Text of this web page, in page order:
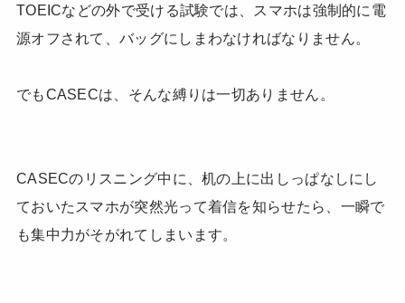
TOEICなどの外で受ける試験では、スマホは強制的に電
源オフされて、バッグにしまわなければなりません。
でもCASECは、そんな縛りは一切ありません。
CASECのリスニング中に、机の上に出しっぱなしにし
ておいたスマホが突然光って着信を知らせたら、一瞬で
も集中力がそがれてしまいます。